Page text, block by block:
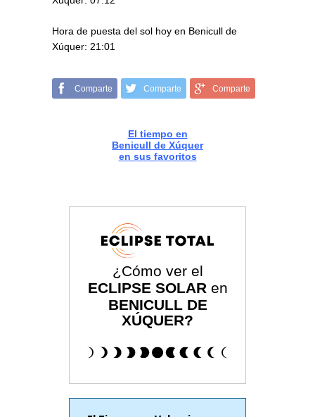
Hora de puesta del sol hoy en Benicull de
Xúquer: 21:01
Comparte Comparte Comparte
El tiempo en
Benicull de Xúquer
en sus favoritos
¿Cómo ver el
ECLIPSE SOLAR en
BENICULL DE
XÚQUER?